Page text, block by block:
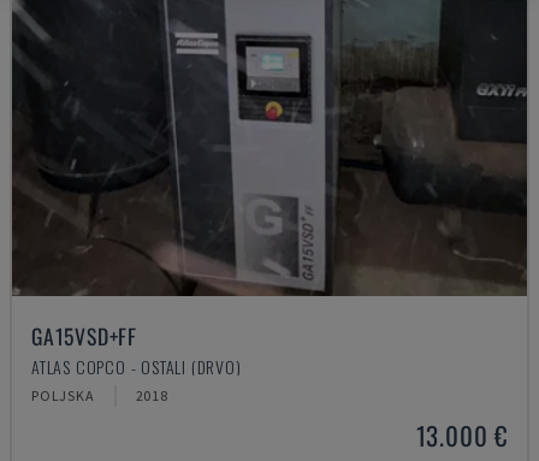
GA15VSD+FF
ATLAS COPCO - OSTALI (DRVO)
POLJSKA 2018
13.000 €